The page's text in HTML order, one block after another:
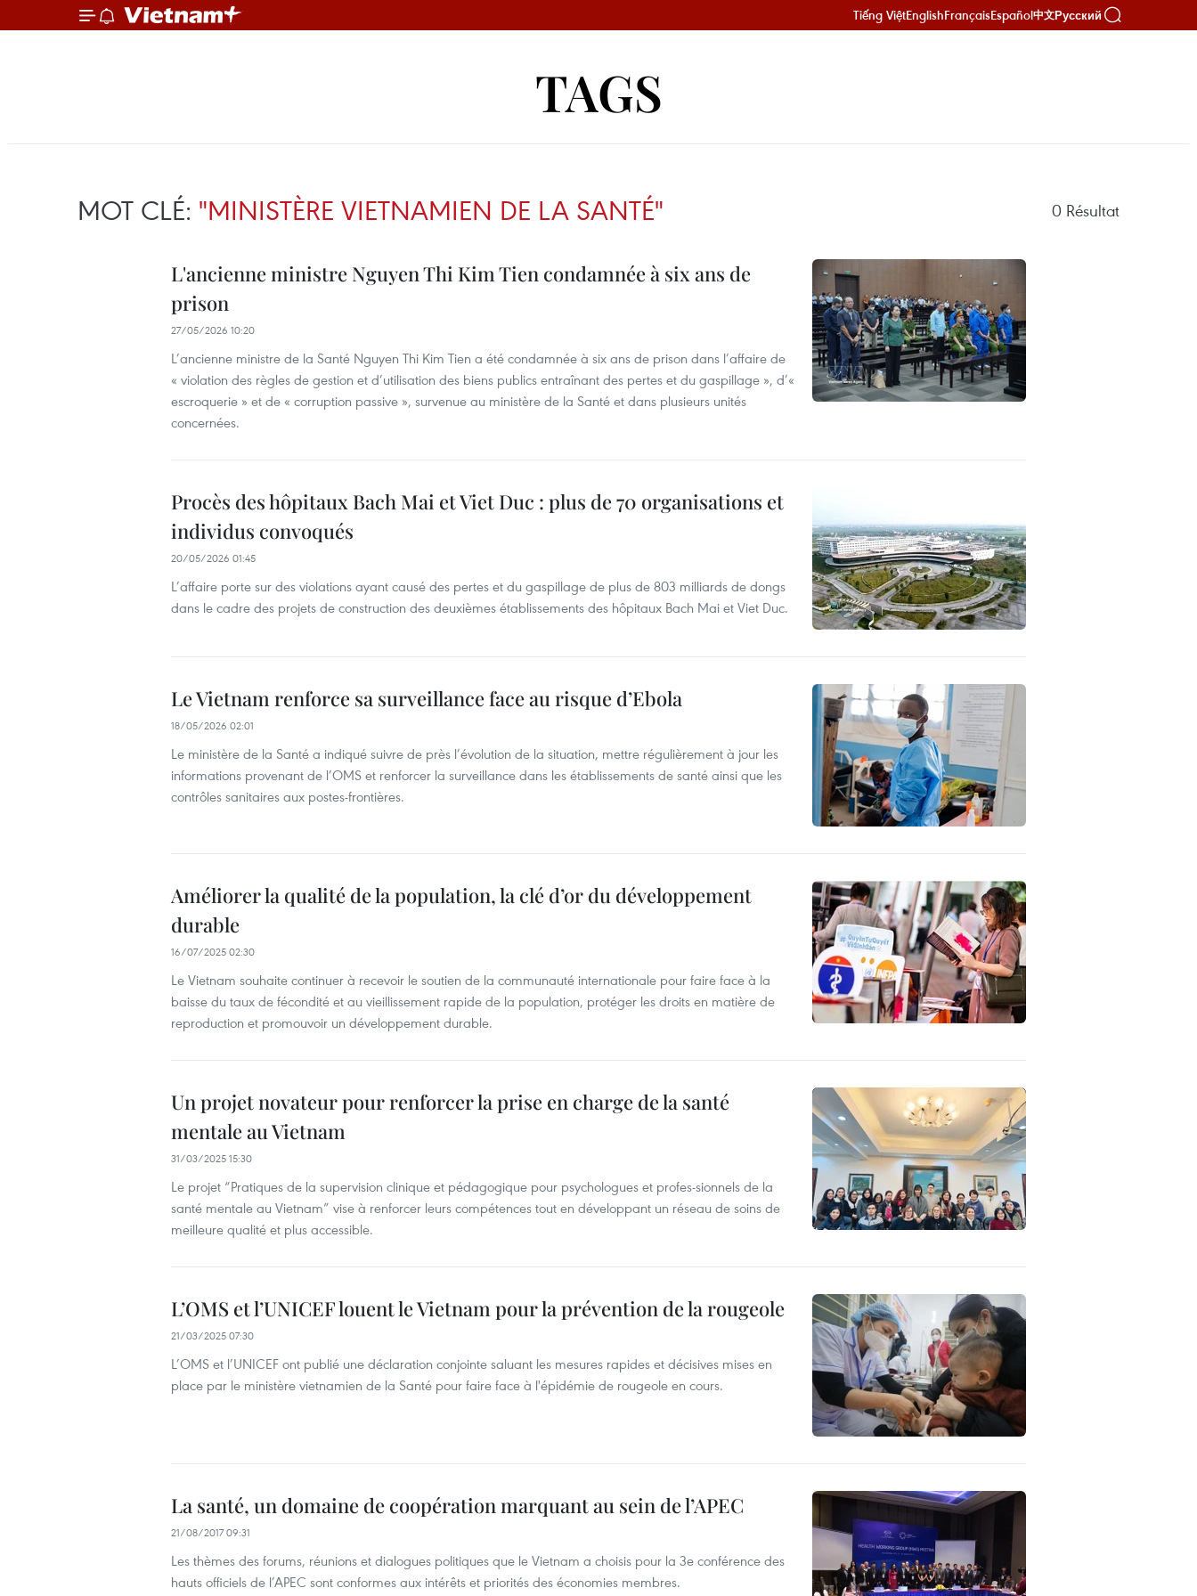
Tiếng ViệtEnglishFrançaisEspañol中文Русский
TAGS
MOT CLÉ: "MINISTÈRE VIETNAMIEN DE LA SANTÉ" 0 Résultat
L'ancienne ministre Nguyen Thi Kim Tien condamnée à six ans de
prison
27/05/2026 10:20
L’ancienne ministre de la Santé Nguyen Thi Kim Tien a été condamnée à six ans de prison dans l’affaire de
« violation des règles de gestion et d’utilisation des biens publics entraînant des pertes et du gaspillage », d’«
escroquerie » et de « corruption passive », survenue au ministère de la Santé et dans plusieurs unités
concernées.
Procès des hôpitaux Bach Mai et Viet Duc : plus de 70 organisations et
individus convoqués
20/05/2026 01:45
L’affaire porte sur des violations ayant causé des pertes et du gaspillage de plus de 803 milliards de dongs
dans le cadre des projets de construction des deuxièmes établissements des hôpitaux Bach Mai et Viet Duc.
Le Vietnam renforce sa surveillance face au risque d’Ebola
18/05/2026 02:01
Le ministère de la Santé a indiqué suivre de près l’évolution de la situation, mettre régulièrement à jour les
informations provenant de l’OMS et renforcer la surveillance dans les établissements de santé ainsi que les
contrôles sanitaires aux postes-frontières.
Améliorer la qualité de la population, la clé d’or du développement
durable
16/07/2025 02:30
Le Vietnam souhaite continuer à recevoir le soutien de la communauté internationale pour faire face à la
baisse du taux de fécondité et au vieillissement rapide de la population, protéger les droits en matière de
reproduction et promouvoir un développement durable.
Un projet novateur pour renforcer la prise en charge de la santé
mentale au Vietnam
31/03/2025 15:30
Le projet “Pratiques de la supervision clinique et pédagogique pour psychologues et profes-sionnels de la
santé mentale au Vietnam” vise à renforcer leurs compétences tout en développant un réseau de soins de
meilleure qualité et plus accessible.
L’OMS et l’UNICEF louent le Vietnam pour la prévention de la rougeole
21/03/2025 07:30
L’OMS et l’UNICEF ont publié une déclaration conjointe saluant les mesures rapides et décisives mises en
place par le ministère vietnamien de la Santé pour faire face à l'épidémie de rougeole en cours.
La santé, un domaine de coopération marquant au sein de l’APEC
21/08/2017 09:31
Les thèmes des forums, réunions et dialogues politiques que le Vietnam a choisis pour la 3e conférence des
hauts officiels de l’APEC sont conformes aux intérêts et priorités des économies membres.